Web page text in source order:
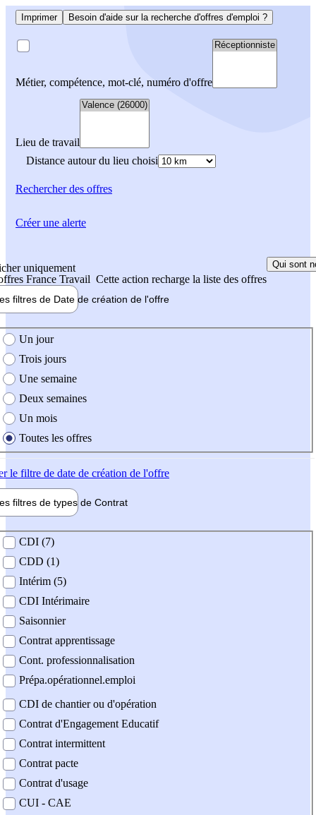
Imprimer Besoin d'aide sur la recherche d'offres d'emploi ?
Métier, compétence, mot-clé, numéro d'offre
Lieu de travail
Distance autour du lieu choisi
Rechercherdes offres
uniquement
France Travail Cette action recharge la liste des offres
Qui sont
filtres de Date de création de l'offre
création de l'offre
Un jour
Trois jours
Une semaine
Deux semaines
Un mois
Toutes les offres
le filtre de date de création de l'offre
filtres de types de Contrat
contrat
CDI (7)
CDD (1)
Intérim (5)
CDI Intérimaire
Saisonnier
Contrat apprentissage
Cont. professionnalisation
Prépa.opérationnel.emploi
CDI de chantier ou d'opération
Contrat d'Engagement Educatif
Contrat intermittent
Contrat pacte
Contrat d'usage
CUI - CAE
Créer une alerte